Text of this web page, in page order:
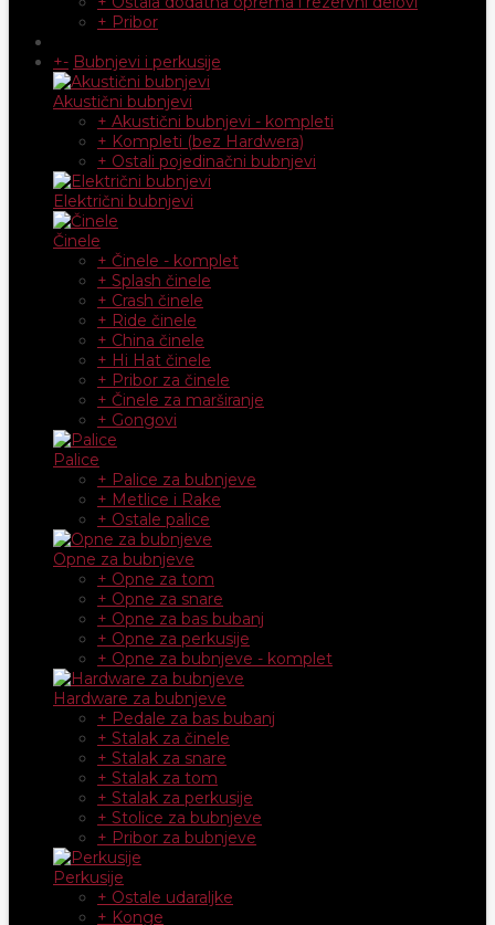
+ Pribor
+- Bubnjevi i perkusije
Akustični bubnjevi
+ Akustični bubnjevi - kompleti
+ Kompleti (bez Hardwera)
+ Ostali pojedinačni bubnjevi
Električni bubnjevi
Činele
+ Činele - komplet
+ Splash činele
+ Crash činele
+ Ride činele
+ China činele
+ Hi Hat činele
+ Pribor za činele
+ Činele za marširanje
+ Gongovi
Palice
+ Palice za bubnjeve
+ Metlice i Rake
+ Ostale palice
Opne za bubnjeve
+ Opne za tom
+ Opne za snare
+ Opne za bas bubanj
+ Opne za perkusije
+ Opne za bubnjeve - komplet
Hardware za bubnjeve
+ Pedale za bas bubanj
+ Stalak za činele
+ Stalak za snare
+ Stalak za tom
+ Stalak za perkusije
+ Stolice za bubnjeve
+ Pribor za bubnjeve
Perkusije
+ Ostale udaraljke
+ Konge